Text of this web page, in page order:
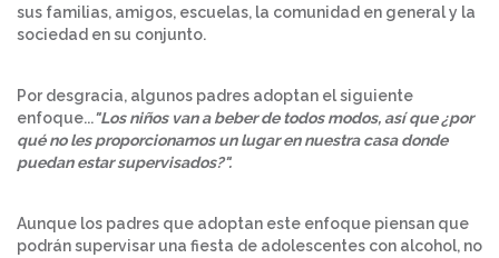
sus familias, amigos, escuelas, la comunidad en general y la
sociedad en su conjunto.
Por desgracia, algunos padres adoptan el siguiente
enfoque..."Los niños van a beber de todos modos, así que ¿por
qué no les proporcionamos un lugar en nuestra casa donde
puedan estar supervisados?".
Aunque los padres que adoptan este enfoque piensan que
podrán supervisar una fiesta de adolescentes con alcohol, no